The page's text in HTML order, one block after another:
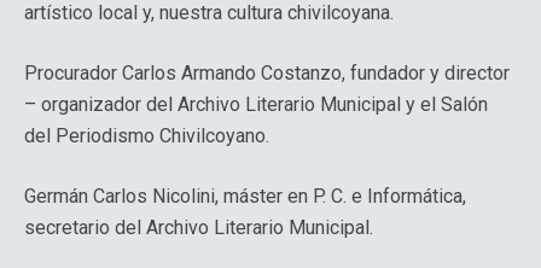
artístico local y, nuestra cultura chivilcoyana.
Procurador Carlos Armando Costanzo, fundador y director
– organizador del Archivo Literario Municipal y el Salón
del Periodismo Chivilcoyano.
Germán Carlos Nicolini, máster en P. C. e Informática,
secretario del Archivo Literario Municipal.